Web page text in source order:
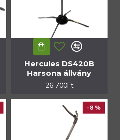
Hercules DS420B
Harsona állvány
26 700Ft
-8 %